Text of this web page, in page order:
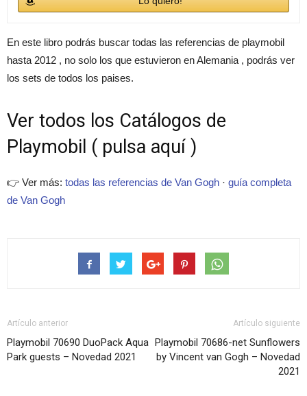
En este libro podrás buscar todas las referencias de playmobil
hasta 2012 , no solo los que estuvieron en Alemania , podrás ver
los sets de todos los paises.
Ver todos los Catálogos de
Playmobil ( pulsa aquí )
👉 Ver más: todas las referencias de Van Gogh · guía completa
de Van Gogh
Artículo anterior
Playmobil 70690 DuoPack Aqua
Park guests – Novedad 2021
Artículo siguiente
Playmobil 70686-net Sunflowers
by Vincent van Gogh – Novedad
2021